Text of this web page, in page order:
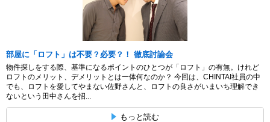
部屋に「ロフト」は不要？必要？！ 徹底討論会
物件探しをする際、基準になるポイントのひとつが「ロフト」の有無。けれど
ロフトのメリット、デメリットとは一体何なのか？ 今回は、CHINTAI社員の中
でも、ロフトを愛してやまない佐野さんと、ロフトの良さがいまいち理解でき
ないという田中さんを招...
もっと読む